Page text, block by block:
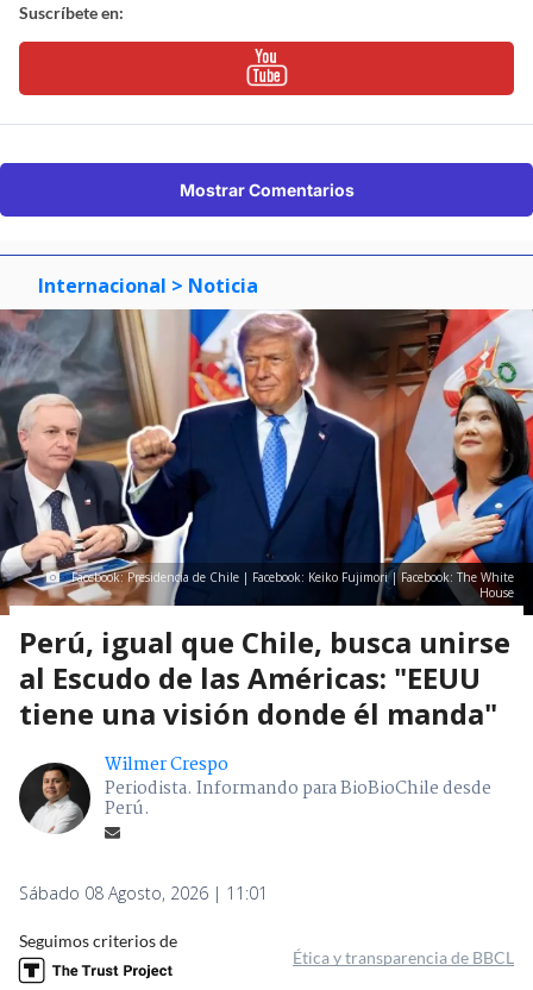
Suscríbete en:
Mostrar Comentarios
Internacional > Noticia
Facebook: Presidencia de Chile | Facebook: Keiko Fujimori | Facebook: The White
House
Perú, igual que Chile, busca unirse
al Escudo de las Américas: "EEUU
tiene una visión donde él manda"
Wilmer Crespo
Periodista. Informando para BioBioChile desde
Perú.
Sábado 08 Agosto, 2026 | 11:01
Seguimos criterios de
Ética y transparencia de BBCL